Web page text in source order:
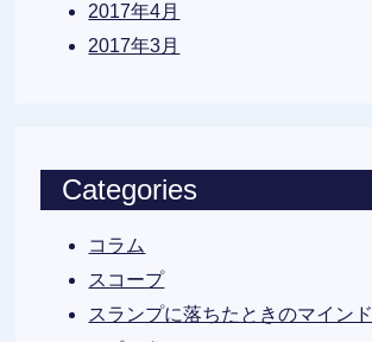
2017年4月
2017年3月
Categories
コラム
スコープ
スランプに落ちたときのマインド